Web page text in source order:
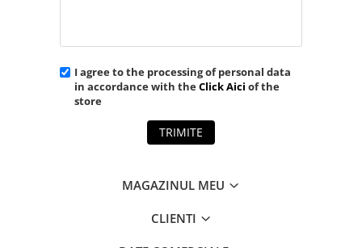
I agree to the processing of personal data
in accordance with theClick Aici of the
store
TRIMITE
MAGAZINUL MEU
CLIENTI